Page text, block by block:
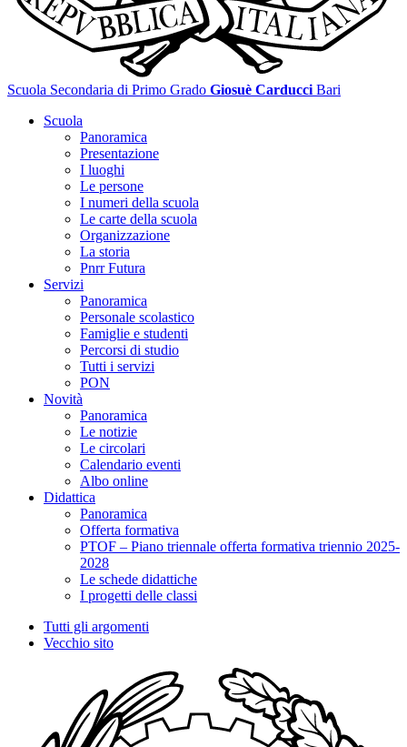
Scuola Secondaria di Primo Grado Giosuè Carducci Bari
Scuola
Panoramica
Presentazione
I luoghi
Le persone
I numeri della scuola
Le carte della scuola
Organizzazione
La storia
Pnrr Futura
Servizi
Panoramica
Personale scolastico
Famiglie e studenti
Percorsi di studio
Tutti i servizi
PON
Novità
Panoramica
Le notizie
Le circolari
Calendario eventi
Albo online
Didattica
Panoramica
Offerta formativa
PTOF – Piano triennale offerta formativa triennio 2025-
2028
Le schede didattiche
I progetti delle classi
Tutti gli argomenti
Vecchio sito